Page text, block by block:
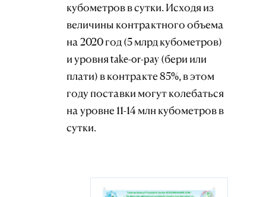
кубометров в сутки. Исходя из
величины контрактного объема
на 2020 год (5 млрд кубометров)
и уровня take-or-pay (бери или
плати) в контракте 85%, в этом
году поставки могут колебаться
на уровне 11-14 млн кубометров в
сутки.